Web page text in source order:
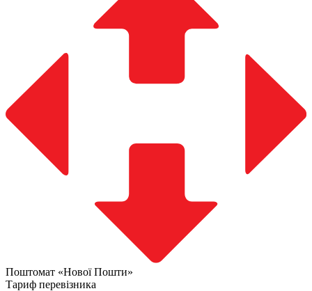
Поштомат «Нової Пошти»
Тариф перевізника